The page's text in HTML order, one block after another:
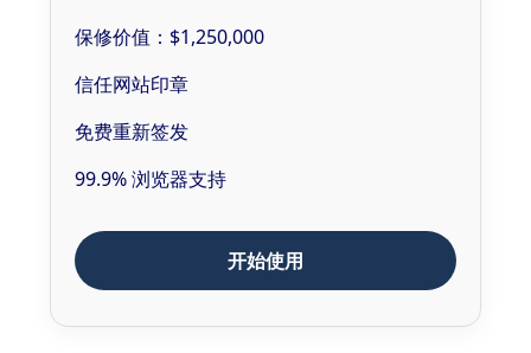
保修价值：$1,250,000
信任网站印章
免费重新签发
99.9% 浏览器支持
开始使用